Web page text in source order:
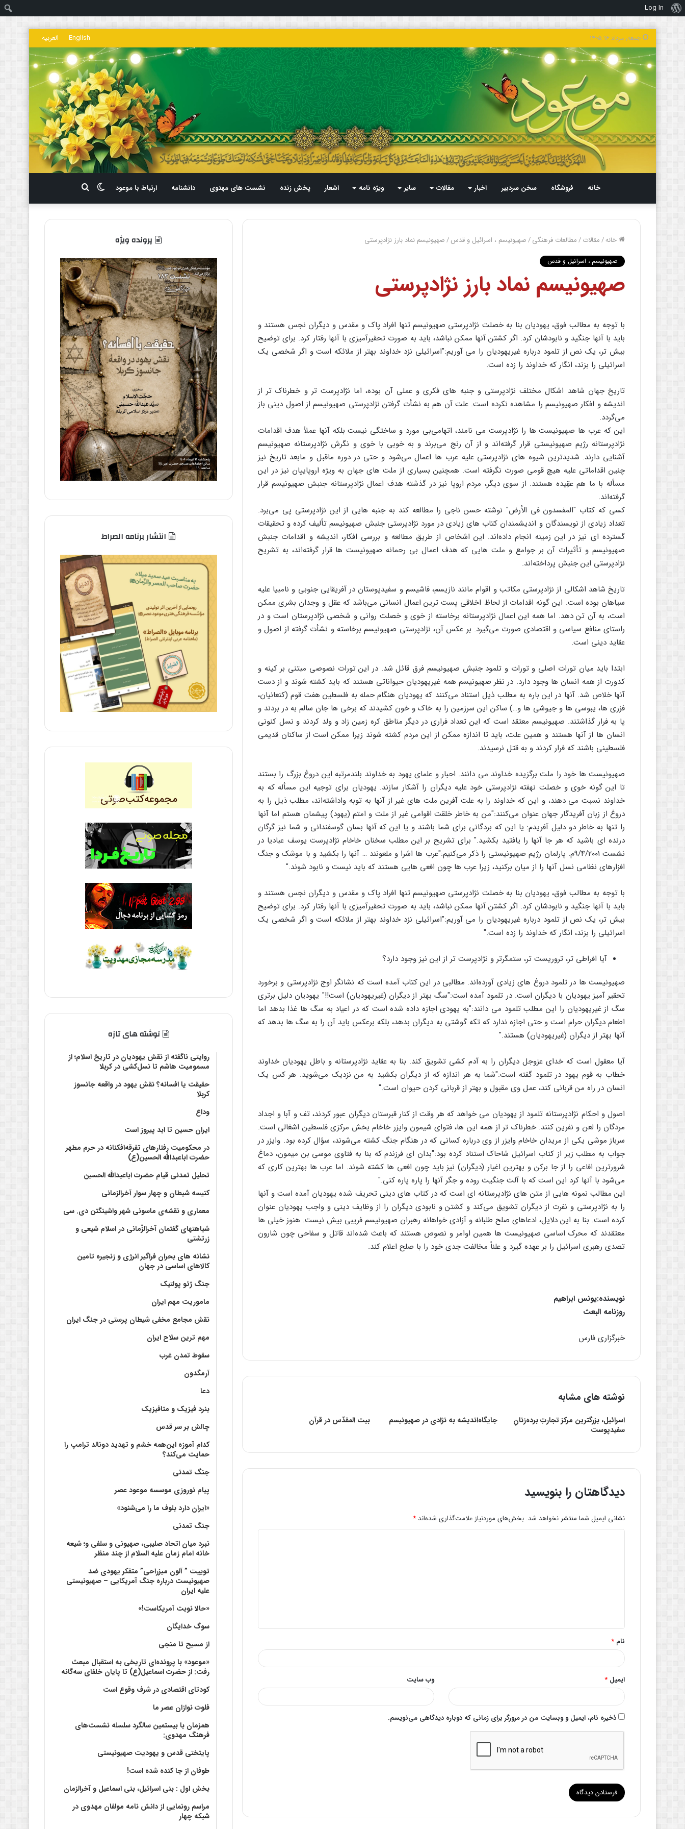
درباره
وردپرس
Log In
جمعه, مرداد ۱۶ ۱۴۰۵ English العربیه
خانه فروشگاه سخن سردبیر اخبار مقالات سایر ویژه نامه اشعار پخش زنده نشست های مهدوی دانشنامه ارتباط با موعود
برای
تغییر
پوسته
خانه/مقالات/مطالعات فرهنگی/صهیونیسم ، اسرائیل و قدس/صهیونیسم نماد بارز نژادپرستی
صهیونیسم ، اسرائیل و قدس
صهیونیسم نماد بارز نژادپرستی
با توجه به مطالب فوق، یهودیان بنا به خصلت نژادپرستی صهیونیسم تنها افراد پاک و مقدس و دیگران نجس هستند و
باید با آنها جنگید و نابودشان کرد. اگر کشتن آنها ممکن نباشد، باید به صورت تحقیرآمیزی با آنها رفتار کرد. برای توضیح
بیش تر، یک نص از تلمود درباره غیریهودیان را می آوریم:"اسرائیلی نزد خداوند بهتر از ملائکه است و اگر شخصی یک
اسرائیلی را بزند، انگار که خداوند را زده است.
تاریخ جهان شاهد اشکال مختلف نژادپرستی و جنبه های فکری و عملی آن بوده، اما نژادپرست تر و خطرناک تر از
اندیشه و افکار صهیونیسم را مشاهده نکرده است. علت آن هم به نشأت گرفتن نژادپرستی صهیونیسم از اصول دینی باز
می‌گردد.
این که عرب ها صهیونیست ها را نژادپرست می نامند، اتهامی‌بی مورد و ساختگی نیست بلکه آنها عملاً هدف اقدامات
نژادپرستانه رژیم صهیونیستی قرار گرفته‌اند و از آن رنج می‌برند و به خوبی با خوی و نگرش نژادپرستانه صهیونیسم
آشنایی دارند. شدیدترین شیوه های نژادپرستی علیه عرب ها اعمال می‌شود و حتی در دوره ماقبل و مابعد تاریخ نیز
چنین اقداماتی علیه هیچ قومی صورت نگرفته است. همچنین بسیاری از ملت های جهان به ویژه اروپاییان نیز در این
مسأله با ما هم عقِیده هستند. از سوی دیگر، مردم اروپا نیز در گذشته هدف اعمال نژادپرستانه جنبش صهیونیسم قرار
گرفته‌اند.
کسی که کتاب "المفسدون فی الأرض" نوشته حسن ناجی را مطالعه کند به جنبه هایی از این نژادپرستی پی می‌برد.
تعداد زیادی از نویسندگان و اندیشمندان کتاب های زیادی در مورد نژادپرستی جنبش صهیونیسم تألیف کرده و تحقیقات
گسترده ای نیز در این زمینه انجام داده‌اند. این اشخاص از طریق مطالعه و بررسی افکار، اندیشه و اقدامات جنبش
صهیونیسم و تأثیرات آن بر جوامع و ملت هایی که هدف اعمال بی رحمانه صهیونیست ها قرار گرفته‌اند، به تشریح
نژادپرستی این جنبش پرداخته‌اند.
تاریخ شاهد اشکالی از نژادپرستی مکاتب و اقوام مانند نازیسم، فاشیسم و سفیدپوستان در آفریقایی جنوبی و نامبیا علیه
سیاهان بوده است. این گونه اقدامات از لحاظ اخلاقی پست ترین اعمال انسانی می‌باشد که عقل و وجدان بشری ممکن
است، به آن تن دهد. اما همه این اعمال نژادپرستانه برخاسته از خوی و خصلت روانی و شخصی نژادپرستان است و در
راستای منافع سیاسی و اقتصادی صورت می‌گیرد. بر عکس آن، نژادپرستی صهیونیسم برخاسته و نشأت گرفته از اصول و
عقاید دینی است.
ابتدا باید میان تورات اصلی و تورات و تلمود جنبش صهیونیسم فرق قائل شد. در این تورات نصوصی مبتنی بر کینه و
کدورت از همه انسان ها وجود دارد. در نظر صهیونیسم همه غیریهودیان حیواناتی هستند که باید کشته شوند و از دست
آنها خلاص شد. آنها در این باره به مطلب ذیل استناد می‌کنند که یهودیان هنگام حمله به فلسطین هفت قوم (کنعانیان،
فزری ها، یبوسی ها و جیوشی ها و…) ساکن این سرزمین را به خاک و خون کشیدند که برخی ها جان سالم به در بردند و
پا به فرار گذاشتند. صهیونیسم معتقد است که این تعداد فراری در دیگر مناطق کره زمین زاد و ولد کردند و نسل کنونی
انسان ها از آنها هستند و همین علت، باید تا اندازه ممکن از این مردم کشته شوند زیرا ممکن است از ساکنان قدیمی
فلسطینی باشند که فرار کردند و به قتل نرسیدند.
صهیونیست ها خود را ملت برگزیده خداوند می دانند. احبار و علمای یهود به خداوند بلندمرتبه این دروغ بزرگ را بستند
تا این گونه خوی و خصلت نهفته نژادپرستی خود علیه دیگران را آشکار سازند. یهودیان برای توجیه این مسأله که به
خداوند نسبت می دهند، و این که خداوند را به علت آفرین ملت های غیر از آنها به توبه واداشته‌اند، مطلب ذیل را به
دروغ از زبان آفریدگار جهان عنوان می‌کنند:"من به خاطر خلقت اقوامی غیر از ملت و امتم (یهود) پیشمان هستم اما آنها
را تنها به خاطر دو دلیل آفریدم: یا این که بردگانی برای شما باشند و یا این که آنها بسان گوسفندانی و شما نیز گرگان
درنده ای باشید که هر جا آنها را یافتید بکشید." برای تشریح بر این مطلب سخنان خاخام نژادپرست یوسف عبادیا در
نشست ۹/۴/۲۰۰۱م. پارلمان رژیم صهیونیستی را ذکر می‌کنیم:"عرب ها اشرا و ملعونند … آنها را بکشید و با موشک و جنگ
افزارهای نظامی نسل آنها را از میان برکنید، زیرا عرب ها چون افعی هایی هستند که باید نیست و نابود شوند."
با توجه به مطالب فوق، یهودیان بنا به خصلت نژادپرستی صهیونیسم تنها افراد پاک و مقدس و دیگران نجس هستند و
باید با آنها جنگید و نابودشان کرد. اگر کشتن آنها ممکن نباشد، باید به صورت تحقیرآمیزی با آنها رفتار کرد. برای توضیح
بیش تر، یک نص از تلمود درباره غیریهودیان را می آوریم:"اسرائیلی نزد خداوند بهتر از ملائکه است و اگر شخصی یک
اسرائیلی را بزند، انگار که خداوند را زده است."
آیا افراطی تر، تروریست تر، ستمگرتر و نژادپرست تر از این نیز وجود دارد؟
صهیونیست ها در تلمود دروغ های زیادی آورده‌اند. مطالبی در این کتاب آمده است که نشانگر اوج نژادپرستی و برخورد
تحقیر آمیز یهودیان با دیگران است. در تلمود آمده است:"سگ بهتر از دیگران (غیریهودیان) است!!" یهودیان دلیل برتری
سگ از غیریهودیان را این مطلب تلمود می دانند:"به یهودی اجازه داده شده است که در اعیاد به سگ ها غذا بدهد اما
اطعام دیگران حرام است و حتی اجازه ندارد که تکه گوشتی به دیگران بدهد، بلکه برعکس باید آن را به سگ ها بدهد که
آنها بهتر از دیگران (غیریهودیان) هستند."
آیا معقول است که خدای عزوجل دیگران را به آدم کشی تشویق کند. بنا به عقاید نژادپرستانه و باطل یهودیان خداوند
خطاب به قوم یهود در تلمود گفته است:"شما به هر اندازه که از دیگران بکشید به من نزدیک می‌شوید. هر کس یک
انسان در راه من قربانی کند، عمل وی مقبول و بهتر از قربانی کردن حیوان است."
اصول و احکام نژادپرستانه تلمود از یهودیان می خواهد که هر وقت از کنار قبرستان دیگران عبور کردند، تف و آبا و اجداد
مردگان را لعن و نفرین کنند. خطرناک تر از همه این ها، فتوای شیمون وایزر خاخام بخش مرکزی فلسطین اشغالی است.
سرباز موشی یکی از مریدان خاخام وایزر از وی درباره کسانی که در هنگام جنگ کشته می‌شوند، سؤال کرده بود. وایزر در
جواب به مطلب زیر از کتاب اسرائیل شاحاک استناد کرده بود:"بدان ای فرزندم که بنا به فتاوی موسی بن میمون، دماغ
شرورترین افاعی را از جا برکن و بهترین اغیار (دیگران) نیز باید چون افعی ها کشته شوند. اما عرب ها بهترین کاری که
می‌شود با آنها کرد این است که با آلت جنگیت روده و جگر آنها را پاره پاره کنی."
این مطالب نمونه هایی از متن های نژادپرستانه ای است که در کتاب های دینی تحریف شده یهودیان آمده است و آنها
را به نژادپرستی و نفرت از دیگران تشویق می‌کند و کشتن و نابودی دیگران را از وظایف دینی و واجب یهودیان عنوان
کرده است. بنا به این دلایل، ادعاهای صلح طلبانه و آزادی خواهانه رهبران صهیونیسم فریبی بیش نیست. هنوز خیلی ها
معتقدند که محرک اساسی صهیونیست ها همین اوامر و نصوص هستند که باعث شده‌اند قاتل و سفاحی چون شارون
تصدی رهبری اسرائیل را بر عهده گیرد و علناً مخالفت جدی خود را با صلح اعلام کند.
نویسنده:یونس ابراهیم
روزنامه البعث
خبرگزاری فارس
نوشته های مشابه
اسرائیل، بزرگترین مرکز تجارتِ برده‌زنانِ
سفیدپوست
جایگاه‌اندیشه به نژادی در صهیونیسم بيت المقدّس در قرآن
دیدگاهتان را بنویسید
نشانی ایمیل شما منتشر نخواهد شد. بخش‌های موردنیاز علامت‌گذاری شده‌اند *
*
نام *
ایمیل * وب‌ سایت
ذخیره نام، ایمیل و وبسایت من در مرورگر برای زمانی که دوباره دیدگاهی می‌نویسم.
پرونده ویژه
انتشار برنامه الصراط
نوشته های تازه
روایتی ناگفته از نقش یهودیان در تاریخ اسلام؛ از
مسمومیت هاشم تا نسل‌کشی در کربلا
حقیقت یا افسانه؟‌ نقش یهود در واقعه جانسوز
کربلا
وداع
ایران حسین تا ابد پیروز است
در محکومیت رفتارهای تفرقه‌افکنانه در حرم مطهر
حضرت اباعبدالله الحسین(ع)
تحلیل تمدنی قیام حضرت اباعبدالله الحسین
کنیسه شیطان و چهار سوار آخرالزمانی
معماری و نقشه‌ی ماسونی شهر واشينگتن دی. سی
شباهتهای گفتمان آخر‌الزّمانی در اسلام شیعی و
زرتشتی
نشانه های بحران فراگیر انرژی و زنجیره تامین
کالاهای اساسی در جهان
جنگ ژئو پولتیک
ماموریت مهم ایران
نقش مجامع مخفی شیطان پرستی در جنگ ایران
مهم ترین سلاح ایران
سقوط تمدن غرب
آرمگدون
دعا
بنرد فیزیک و متافیزیک
چالش بر سر قدس
کدام آموزه این‌همه خشم و تهدید دونالد ترامپ را
حمایت می‌کند؟
جنگ تمدنی
پیام نوروزی موسسه موعود عصر
«ایران دارد بلوف ما را می‌شنود»
جنگ تمدنی
نبرد میان اتحاد صلیبی، صهیونی و سلفی و؛ شیعه
خانه امام زمان علیه السلام از چند منظر
توییت ” آلون میزراحی” متفکر یهودی ضد
صهیونیست درباره جنگ آمریکایی – صهیونیستی
علیه ایران
«حالا نوبت آمریکاست!»
سوگ خدایگان
از مسیح تا منجی
«موعود» با پرونده‌ای تاریخی به استقبال مبعث
رفت: از حضرت اسماعیل(ع) تا پایان خلفای سه‌گانه
کودتای اقتصادی در شرف وقوع است
فلوت نوازان عصر ما
همزمان با بیستمین سالگرد سلسله نشست‌های
فرهنگ مهدوی:‌
پایتختی قدس و یهودیت صهیونیستی
طوفان از جا کنده شده است!
بخش اول : بنی اسرائیل، بنی اسماعیل و آخرالزمان
مراسم رونمایی از دانش نامه مولفان مهدوی در
شبکه چهار